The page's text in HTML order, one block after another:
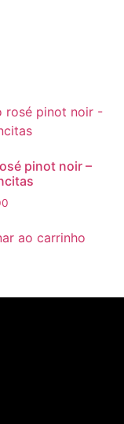
pinot noir –
ao carrinho